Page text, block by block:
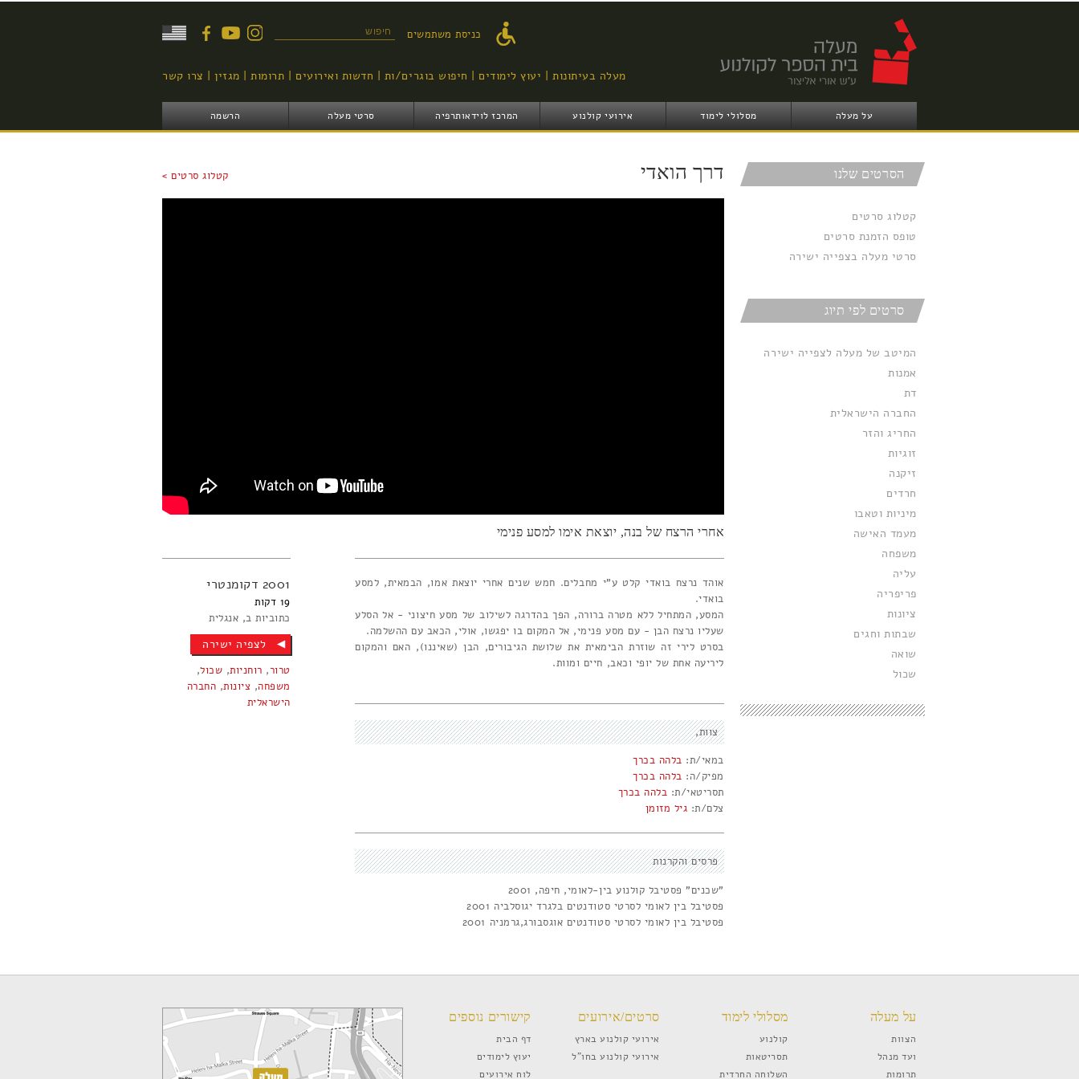
העיקרי
טופס חיפוש כניסת משתמשים
מעלה בעיתונות יעוץ לימודים חיפוש בוגרים/ות חדשות ואירועים תרומות מגזין צרו קשר
על מעלה מסלולי לימוד אירועי קולנוע המרכז לוידאותרפיה סרטי מעלה הרשמה
הסרטים שלנו
קטלוג סרטים
טופס הזמנת סרטים
סרטי מעלה בצפייה ישירה
סרטים לפי תיוג
המיטב של מעלה לצפייה ישירה
אמנות
דת
החברה הישראלית
החריג והזר
זוגיות
זיקנה
חרדים
מיניות וטאבו
מעמד האישה
משפחה
עליה
פריפריה
ציונות
שבתות וחגים
שואה
שכול
דרך הואדי קטלוג סרטים >
אחרי הרצח של בנה, יוצאת אימו למסע פנימי
אוהד נרצח בואדי קלט ע"י מחבלים. חמש שנים אחרי יוצאת אמו, הבמאית, למסע
בואדי.
המסע, המתחיל ללא מטרה ברורה, הפך בהדרגה לשילוב של מסע חיצוני - אל הסלע
שעליו נרצח הבן - עם מסע פנימי, אל המקום בו יפגשו, אולי, הכאב עם ההשלמה.
בסרט לירי זה שוזרת הבימאית את שלושת הגיבורים, הבן (שאיננו), האם והמקום
ליריעה אחת של יופי וכאב, חיים ומוות.
צוות
במאי/ת: בלהה בכרך
מפיק/ה: בלהה בכרך
תסריטאי/ת: בלהה בכרך
צלם/ת: גיל מזומן
פרסים והקרנות
"שכנים" פסטיבל קולנוע בין-לאומי, חיפה, 2001
פסטיבל בין לאומי לסרטי סטודנטים בלגרד יגוסלביה 2001
פסטיבל בין לאומי לסרטי סטודנטים אוגסבורג,גרמניה 2001
2001 דקומנטרי
19
כתוביות ב אנגלית
לצפיה ישירה
טרור, רוחניות, שכול,
משפחה, ציונות, החברה
הישראלית
על מעלה
הצוות
ועד מנהל
תרומות
מסלולי לימוד
קולנוע
תסריטאות
השלוחה החרדית
סרטים/אירועים
אירועי קולנוע בארץ
אירועי קולנוע בחו”ל
קישורים נוספים
דף הבית
יעוץ לימודים
לוח אירועים